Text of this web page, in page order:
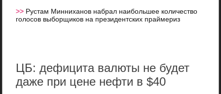
>> Рустам Минниханов набрал наибольшее количество
голосов выборщиков на президентских праймериз
ЦБ: дефицита валюты не будет
даже при цене нефти в $40